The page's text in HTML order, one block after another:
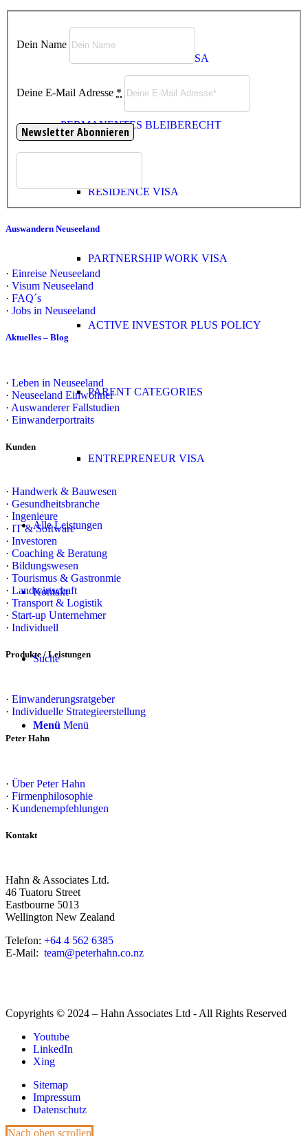
STUDY TO WORK VISA
PERMANENTES BLEIBERECHT
RESIDENCE VISA
PARTNERSHIP WORK VISA
ACTIVE INVESTOR PLUS POLICY
PARENT CATEGORIES
ENTREPRENEUR VISA
Alle Leistungen
Kontakt
Suche
Menü Menü
Dein Name
Deine E-Mail Adresse *
Auswandern Neuseeland
· Einreise Neuseeland
· Visum Neuseeland
· FAQ´s
· Jobs in Neuseeland
Aktuelles – Blog
· Leben in Neuseeland
· Neuseeland Einwohner
· Auswanderer Fallstudien
· Einwanderportraits
Kunden
· Handwerk & Bauwesen
· Gesundheitsbranche
· Ingenieure
· IT & Software
· Investoren
· Coaching & Beratung
· Bildungswesen
· Tourismus & Gastronmie
· Landwirtschaft
· Transport & Logistik
· Start-up Unternehmer
· Individuell
Produkte / Leistungen
· Einwanderungsratgeber
· Individuelle Strategieerstellung
Peter Hahn
· Über Peter Hahn
· Firmenphilosophie
· Kundenempfehlungen
Kontakt
Hahn & Associates Ltd.
46 Tuatoru Street
Eastbourne 5013
Wellington New Zealand
Telefon: +64 4 562 6385
E-Mail: team@peterhahn.co.nz
Copyrights © 2024 – Hahn Associates Ltd - All Rights Reserved
Youtube
LinkedIn
Xing
Sitemap
Impressum
Datenschutz
Nach oben scrollen